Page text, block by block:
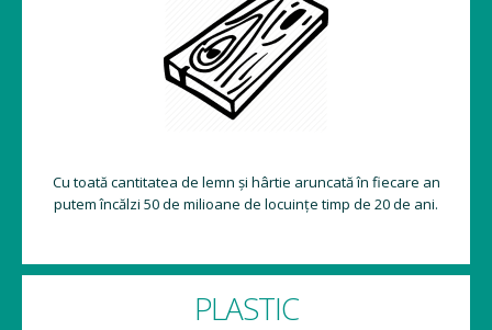
Cu toată cantitatea de lemn și hârtie aruncată în fiecare an
putem încălzi 50 de milioane de locuințe timp de 20 de ani.
PLASTIC